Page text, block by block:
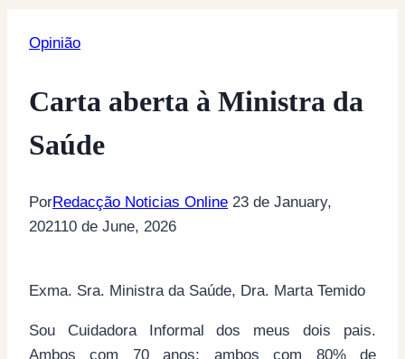
Opinião
Carta aberta à Ministra da
Saúde
PorRedacção Noticias Online 23 de January,
202110 de June, 2026
Exma. Sra. Ministra da Saúde, Dra. Marta Temido
Sou Cuidadora Informal dos meus dois pais.
Ambos com 70 anos; ambos com 80% de